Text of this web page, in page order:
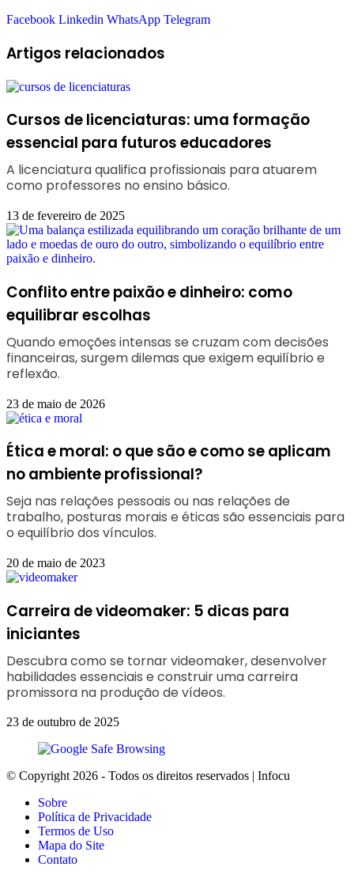
Facebook Linkedin WhatsApp Telegram
Artigos relacionados
Cursos de licenciaturas: uma formação
essencial para futuros educadores
A licenciatura qualifica profissionais para atuarem
como professores no ensino básico.
13 de fevereiro de 2025
Conflito entre paixão e dinheiro: como
equilibrar escolhas
Quando emoções intensas se cruzam com decisões
financeiras, surgem dilemas que exigem equilíbrio e
reflexão.
23 de maio de 2026
Ética e moral: o que são e como se aplicam
no ambiente profissional?
Seja nas relações pessoais ou nas relações de
trabalho, posturas morais e éticas são essenciais para
o equilíbrio dos vínculos.
20 de maio de 2023
Carreira de videomaker: 5 dicas para
iniciantes
Descubra como se tornar videomaker, desenvolver
habilidades essenciais e construir uma carreira
promissora na produção de vídeos.
23 de outubro de 2025
© Copyright 2026 - Todos os direitos reservados | Infocu
Sobre
Política de Privacidade
Termos de Uso
Mapa do Site
Contato